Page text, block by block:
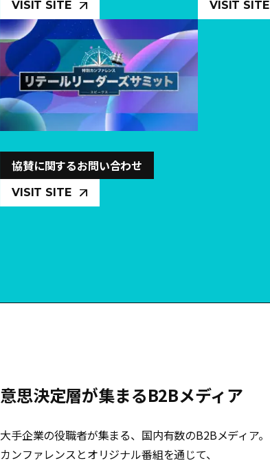
VISIT SITE VISIT SITE
協賛に関するお問い合わせ
VISIT SITE
意思決定層が集まるB2Bメディア
大手企業の役職者が集まる、国内有数のB2Bメディア。
カンファレンスとオリジナル番組を通じて、